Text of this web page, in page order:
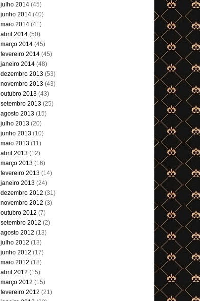
julho 2014 (45)
junho 2014 (40)
maio 2014 (41)
abril 2014 (50)
março 2014 (45)
fevereiro 2014 (45)
janeiro 2014 (48)
dezembro 2013 (53)
novembro 2013 (43)
outubro 2013 (43)
setembro 2013 (25)
agosto 2013 (15)
julho 2013 (20)
junho 2013 (10)
maio 2013 (11)
abril 2013 (12)
março 2013 (16)
fevereiro 2013 (14)
janeiro 2013 (24)
dezembro 2012 (31)
novembro 2012 (3)
outubro 2012 (7)
setembro 2012 (2)
agosto 2012 (13)
julho 2012 (13)
junho 2012 (17)
maio 2012 (18)
abril 2012 (15)
março 2012 (15)
fevereiro 2012 (21)